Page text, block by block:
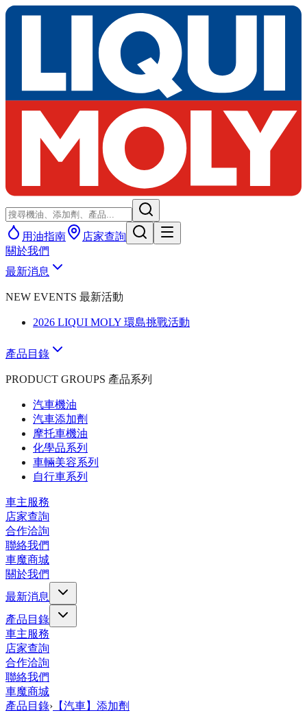
用油指南
店家查詢
關於我們
最新消息
NEW EVENTS 最新活動
2026 LIQUI MOLY 環島挑戰活動
產品目錄
PRODUCT GROUPS 產品系列
汽車機油
汽車添加劑
摩托車機油
化學品系列
車輛美容系列
自行車系列
車主服務
店家查詢
合作洽詢
聯絡我們
車魔商城
關於我們
最新消息
產品目錄
車主服務
店家查詢
合作洽詢
聯絡我們
車魔商城
產品目錄› 【汽車】添加劑